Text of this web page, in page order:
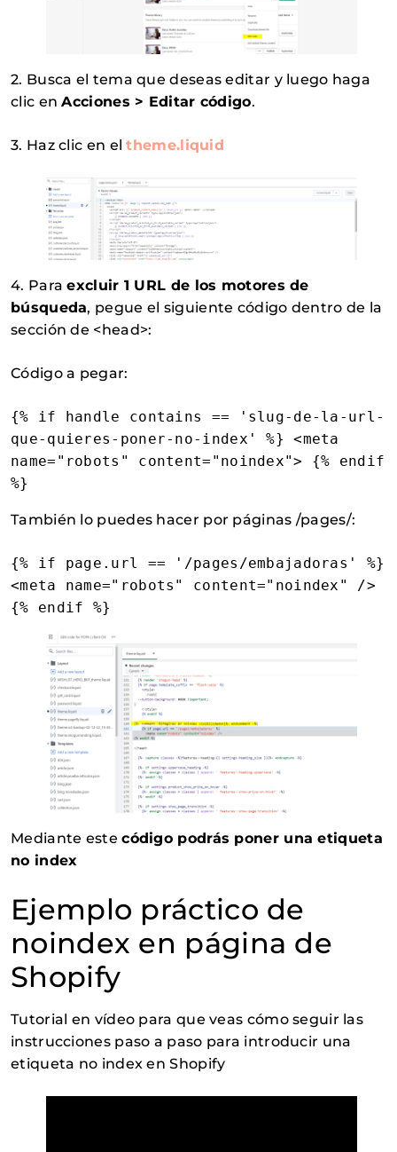
2. Busca el tema que deseas editar y luego haga
clic enAcciones > Editar código.
3. Haz clic en eltheme.liquid
4. Paraexcluir 1 URL de los motores de
búsqueda, pegue el siguiente código dentro de la
sección de <head>:
Código a pegar:
{% if handle contains == 'slug-de-la-url-
que-quieres-poner-no-index' %} <meta
name="robots" content="noindex"> {% endif
%}
También lo puedes hacer por páginas /pages/:
{% if page.url == '/pages/embajadoras' %}
<meta name="robots" content="noindex" />
{% endif %}
Mediante estecódigo podrás poner una etiqueta
no index
Ejemplo práctico de
noindex en página de
Shopify
Tutorial en vídeo para que veas cómo seguir las
instrucciones paso a paso para introducir una
etiqueta no index en Shopify